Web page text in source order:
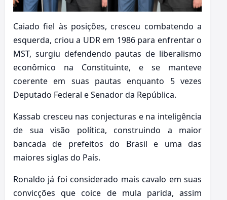
Caiado fiel às posições, cresceu combatendo a
esquerda, criou a UDR em 1986 para enfrentar o
MST, surgiu defendendo pautas de liberalismo
econômico na Constituinte, e se manteve
coerente em suas pautas enquanto 5 vezes
Deputado Federal e Senador da República.
Kassab cresceu nas conjecturas e na inteligência
de sua visão política, construindo a maior
bancada de prefeitos do Brasil e uma das
maiores siglas do País.
Ronaldo já foi considerado mais cavalo em suas
convicções que coice de mula parida, assim